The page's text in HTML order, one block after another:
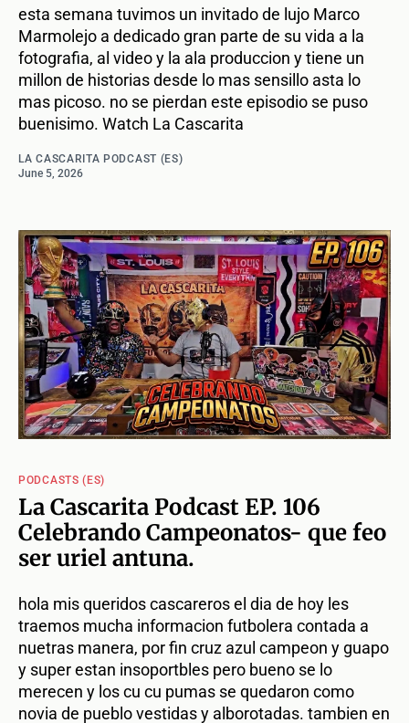
esta semana tuvimos un invitado de lujo Marco
Marmolejo a dedicado gran parte de su vida a la
fotografia, al video y la ala produccion y tiene un
millon de historias desde lo mas sensillo asta lo
mas picoso. no se pierdan este episodio se puso
buenisimo. Watch La Cascarita
LA CASCARITA PODCAST (ES)
June 5, 2026
PODCASTS (ES)
La Cascarita Podcast EP. 106
Celebrando Campeonatos- que feo
ser uriel antuna.
hola mis queridos cascareros el dia de hoy les
traemos mucha informacion futbolera contada a
nuetras manera, por fin cruz azul campeon y guapo
y super estan insoportbles pero bueno se lo
merecen y los cu cu pumas se quedaron como
novia de pueblo vestidas y alborotadas. tambien en